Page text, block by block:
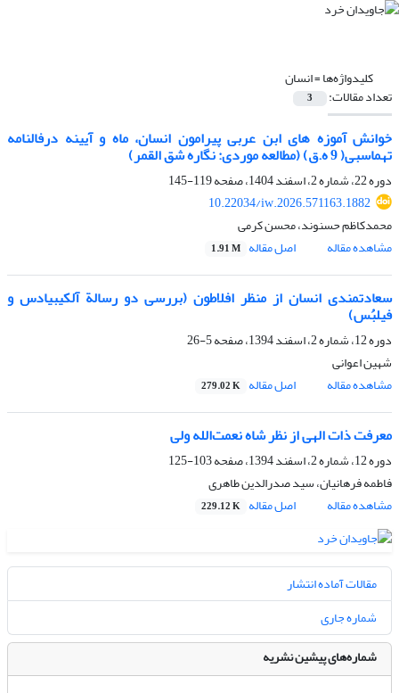
کلیدواژه‌ها =انسان
تعداد مقالات: 3
خوانش آموزه های ابن عربی پیرامون انسان، ماه و آیینه درفالنامه
تهماسبی( 9 ه.ق) (مطالعه موردی: نگاره شق القمر)
دوره 22، شماره 2، اسفند 1404، صفحه
119-145
10.22034/iw.2026.571163.1882
محمدکاظم حسنوند، محسن کرمی
مشاهده مقاله
اصل مقاله 1.91 M
سعادتمندی انسان از منظر افلاطون (بررسی دو رسالة آلکیبیادس و
فیلبُس)
دوره 12، شماره 2، اسفند 1394، صفحه
5-26
شهین اعوانی
مشاهده مقاله
اصل مقاله 279.02 K
معرفت ذات الهی از نظر شاه نعمت‌الله ولی
دوره 12، شماره 2، اسفند 1394، صفحه
103-125
فاطمه فرهانیان، سید صدرالدین طاهری
مشاهده مقاله
اصل مقاله 229.12 K
مقالات آماده انتشار
شماره جاری
شماره‌های پیشین نشریه